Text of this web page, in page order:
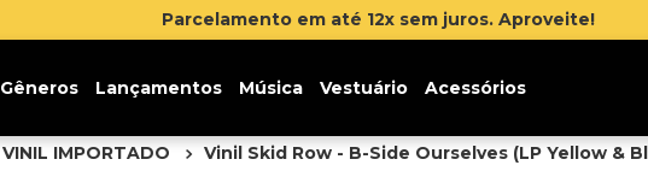
Parcelamento em até 12x sem juros. Aproveite!
Gêneros Lançamentos Música Vestuário Acessórios
VINIL IMPORTADO Vinil Skid Row - B-Side Ourselves (LP Yellow &